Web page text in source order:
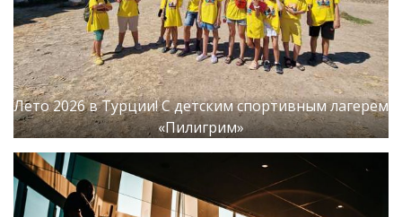
Лето 2026 в Турции! С детским спортивным лагерем
«Пилигрим»